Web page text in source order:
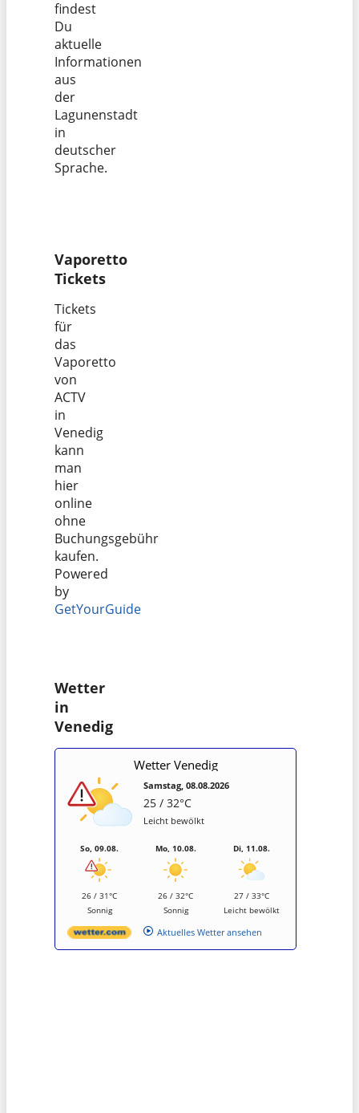
findest
Du
aktuelle
Informationen
aus
der
Lagunenstadt
in
deutscher
Sprache.
Vaporetto
Tickets
Tickets
für
das
Vaporetto
von
ACTV
in
Venedig
kann
man
hier
online
ohne
Buchungsgebühr
kaufen.
Powered
by
GetYourGuide
Wetter
in
Venedig
Wetter Venedig
Samstag, 08.08.2026
25 / 32°C
Leicht bewölkt
So, 09.08.
26 / 31°C
Sonnig
Mo, 10.08.
26 / 32°C
Sonnig
Di, 11.08.
27 / 33°C
Leicht bewölkt
Aktuelles Wetter ansehen